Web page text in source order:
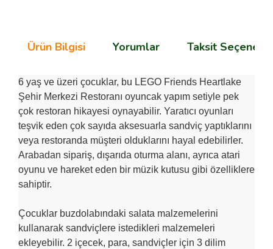
Ürün Bilgisi Yorumlar Taksit
6 yaş ve üzeri çocuklar, bu LEGO Friends Heartlake
Şehir Merkezi Restoranı oyuncak yapım setiyle pek
çok restoran hikayesi oynayabilir. Yaratıcı oyunları
teşvik eden çok sayıda aksesuarla sandviç yaptıklarını
veya restoranda müşteri olduklarını hayal edebilirler.
Arabadan sipariş, dışarıda oturma alanı, ayrıca atari
oyunu ve hareket eden bir müzik kutusu gibi özelliklere
sahiptir.
Çocuklar buzdolabındaki salata malzemelerini
kullanarak sandviçlere istedikleri malzemeleri
ekleyebilir. 2 içecek, para, sandviçler için 3 dilim